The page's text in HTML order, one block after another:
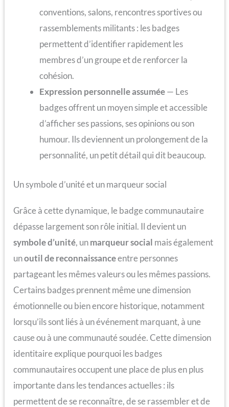
conventions, salons, rencontres sportives ou
rassemblements militants : les badges
permettent d’identifier rapidement les
membres d’un groupe et de renforcer la
cohésion.
Expression personnelle assumée— Les
badges offrent un moyen simple et accessible
d’afficher ses passions, ses opinions ou son
humour. Ils deviennent un prolongement de la
personnalité, un petit détail qui dit beaucoup.
Un symbole d’unité et un marqueur social
Grâce à cette dynamique, le badge communautaire
dépasse largement son rôle initial. Il devient un
symbole d’unité, unmarqueur social mais également
unoutil de reconnaissanceentre personnes
partageant les mêmes valeurs ou les mêmes passions.
Certains badges prennent même une dimension
émotionnelle ou bien encore historique, notamment
lorsqu’ils sont liés à un événement marquant, à une
cause ou à une communauté soudée. Cette dimension
identitaire explique pourquoi les badges
communautaires occupent une place de plus en plus
importante dans les tendances actuelles : ils
permettent de se reconnaître, de se rassembler et de